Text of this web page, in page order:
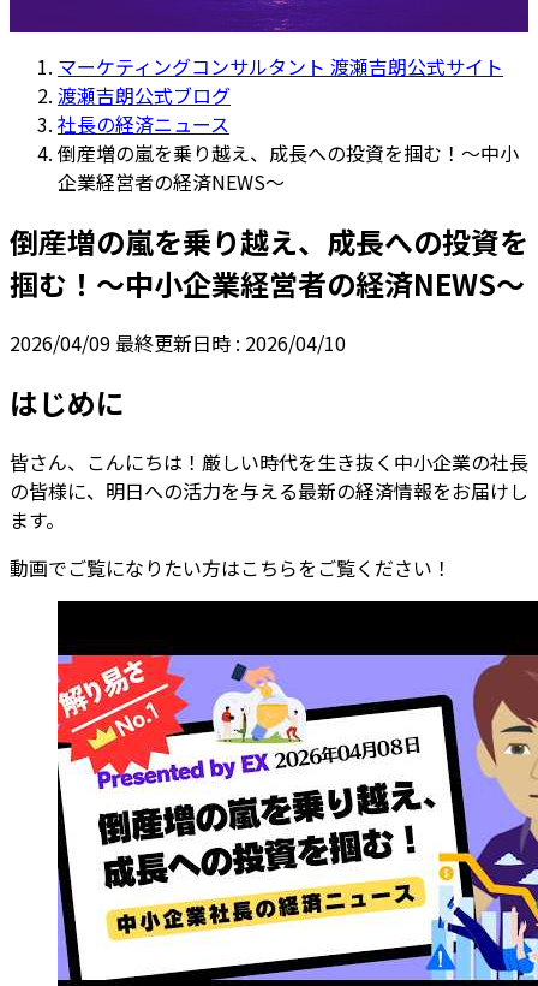
マーケティングコンサルタント 渡瀬吉朗公式サイト
渡瀬吉朗公式ブログ
社長の経済ニュース
倒産増の嵐を乗り越え、成長への投資を掴む！～中小
企業経営者の経済NEWS～
倒産増の嵐を乗り越え、成長への投資を
掴む！～中小企業経営者の経済NEWS～
2026/04/09最終更新日時 : 2026/04/10
はじめに
皆さん、こんにちは！厳しい時代を生き抜く中小企業の社長
の皆様に、明日への活力を与える最新の経済情報をお届けし
ます。
動画でご覧になりたい方はこちらをご覧ください！